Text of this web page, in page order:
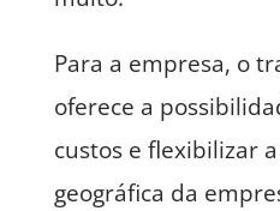
Para a empresa, o
oferece a
custos e flexibilizar
geográfica da